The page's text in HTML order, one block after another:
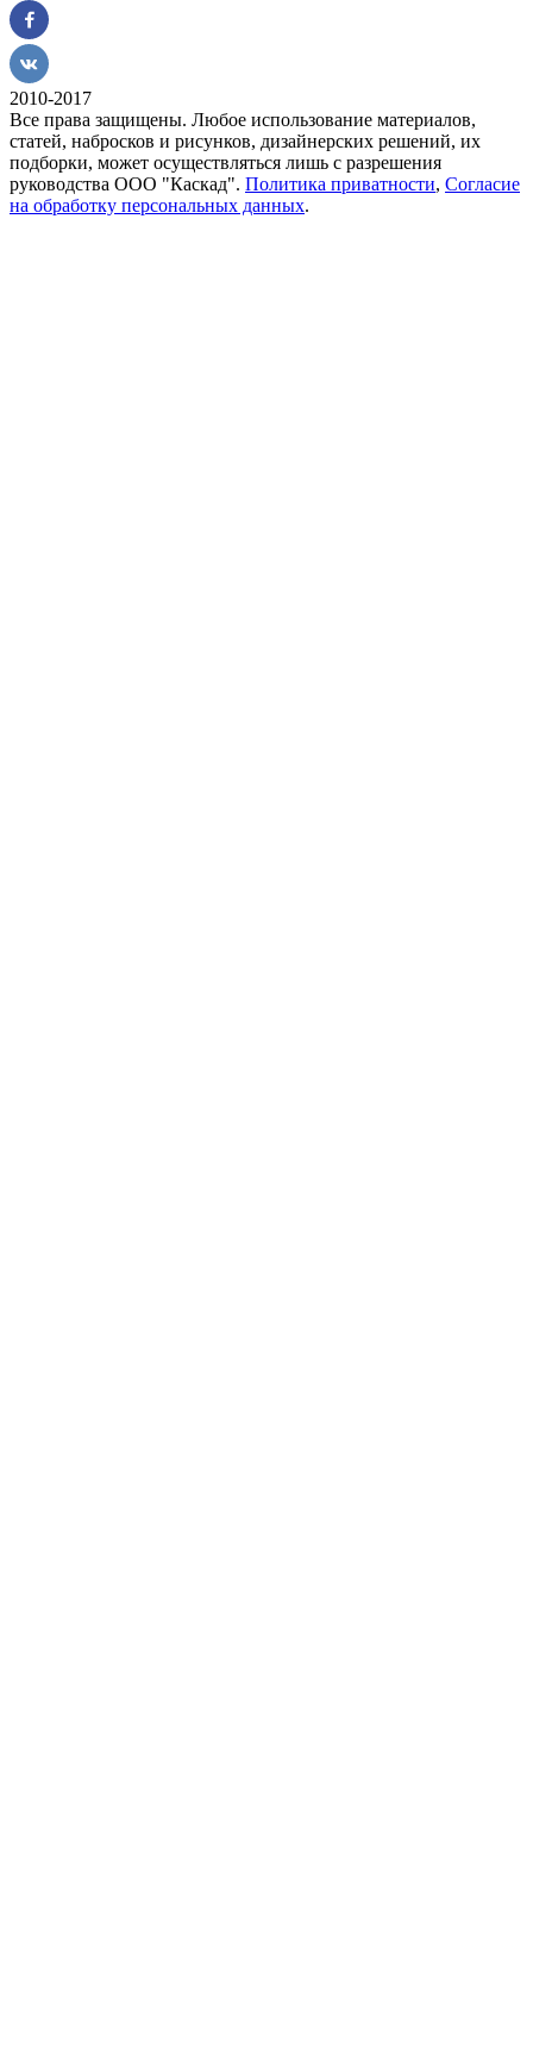
2010-2017
Все права защищены. Любое использование материалов,
статей, набросков и рисунков, дизайнерских решений, их
подборки, может осуществляться лишь с разрешения
руководства ООО "Каскад". Политика приватности, Согласие
на обработку персональных данных.